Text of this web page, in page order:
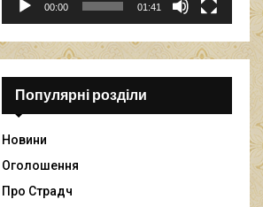
г
ч
00:00 01:41
Популярні розділи
Новини
Оголошення
Про Страдч